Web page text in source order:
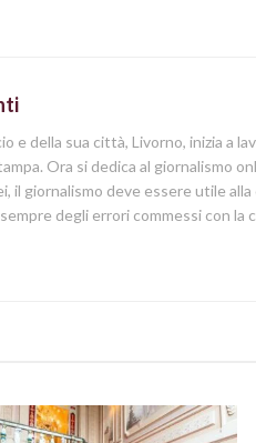
e della sua città, Livorno, inizia a
Ora si dedica al giornalismo
il giornalismo deve essere utile
degli errori commessi con la